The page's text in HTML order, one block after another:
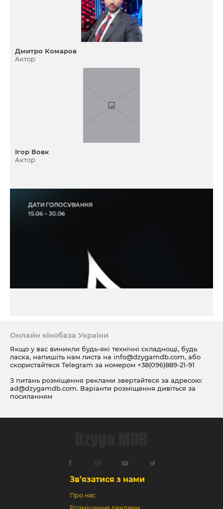
Дмитро Комаров
Актор
Ігор Вовк
Актор
Онлайн кінобаза України
Якщо у вас виникли будь-які технічні складнощі, будь
ласка, напишіть нам листа на info@dzygamdb.com, або
скористайтеся Telegram за номером +38(096)889-21-91
З питань розміщення реклами звертайтеся за адресою:
ad@dzygamdb.com. Варіанти розміщення дивіться за
посиланням
Зв’язатися з нами
Про нас